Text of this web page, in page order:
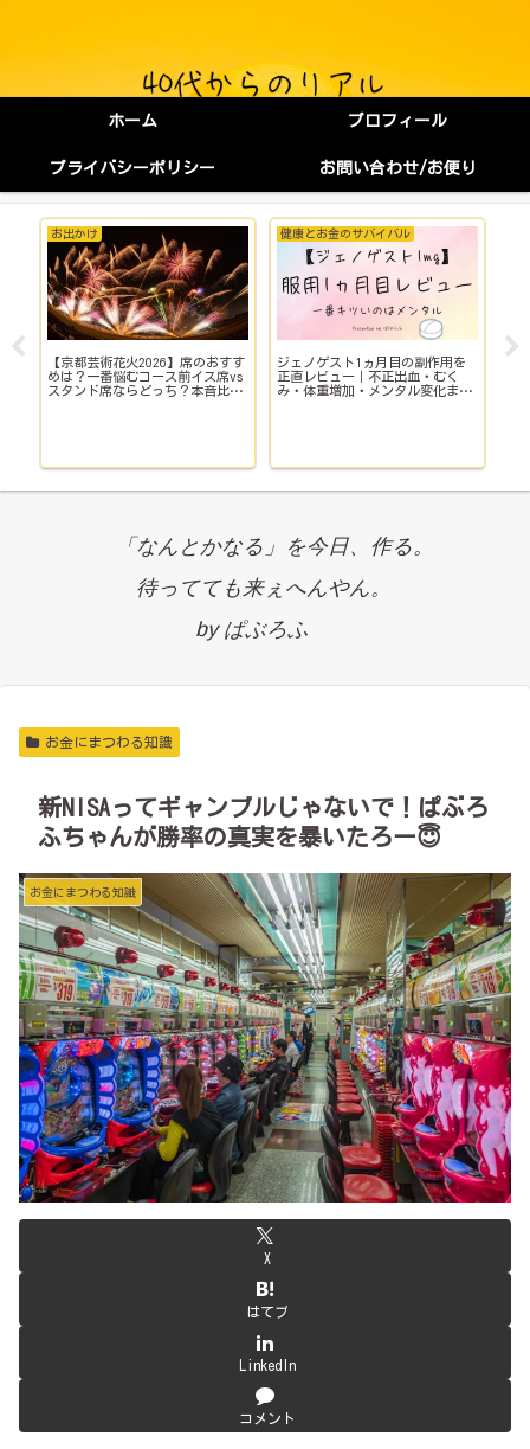
ホーム プロフィール
プライバシーポリシー お問い合わせ/お便り
お出かけ
【京都芸術花火2026】席のおすす
めは？一番悩むコース前イス席vs
スタンド席ならどっち？本音比
健康とお金のサバイバル
ジェノゲスト1ヵ月目の副作用を
正直レビュー｜不正出血・むく
み・体重増加・メンタル変化まで
「なんとかなる」を今日、作る。
待ってても来ぇへんやん。
by ぱぶろふ
お金にまつわる知識
新NISAってギャンブルじゃないで！ぱぶろ
ふちゃんが勝率の真実を暴いたろー😇
お金にまつわる知識
X
はてブ
LinkedIn
コメント